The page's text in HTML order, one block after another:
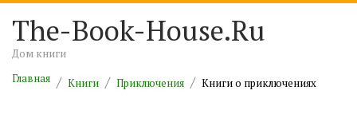
The-Book-House.Ru
Дом книги
Главная
Книги Приключения Книги о приключениях